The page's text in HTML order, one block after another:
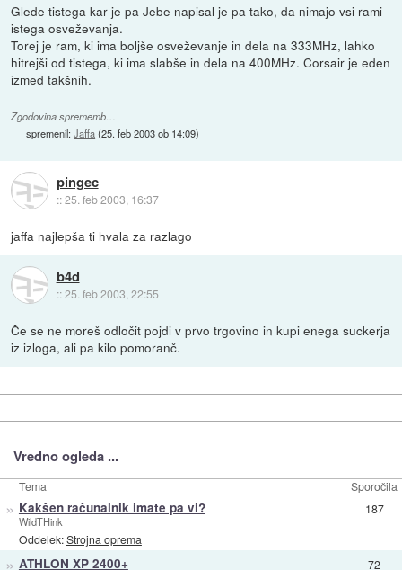
Glede tistega kar je pa Jebe napisal je pa tako, da nimajo vsi rami
istega osveževanja.
Torej je ram, ki ima boljše osveževanje in dela na 333MHz, lahko
hitrejši od tistega, ki ima slabše in dela na 400MHz. Corsair je eden
izmed takšnih.
Zgodovina sprememb…
spremenil:Jaffa(25. feb 2003 ob 14:09)
pingec
::25. feb 2003, 16:37
jaffa najlepša ti hvala za razlago
b4d
::25. feb 2003, 22:55
Če se ne moreš odločit pojdi v prvo trgovino in kupi enega suckerja
iz izloga, ali pa kilo pomoranč.
Vredno ogleda ...
Tema Sporočila
» Kakšen računalnik imate pa vi?
WildTHink
Oddelek:Strojna oprema
187
» ATHLON XP 2400+ 72